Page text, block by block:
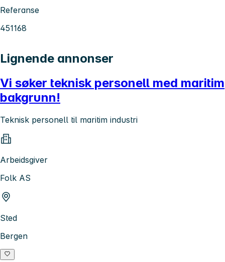
Referanse
451168
Lignende annonser
Vi søker teknisk personell med maritim
bakgrunn!
Teknisk personell til maritim industri
Arbeidsgiver
Folk AS
Sted
Bergen